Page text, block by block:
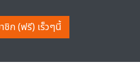
ชิก (ฟรี) เร็วๆนี้